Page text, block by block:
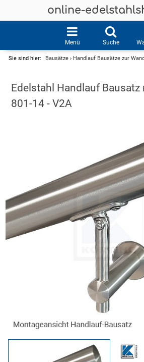
online-
Menü Suche
Sie sind hier: Bausätze› Handlauf Bausätze zur
Edelstahl Handlauf Bausatz
801-14 - V2A